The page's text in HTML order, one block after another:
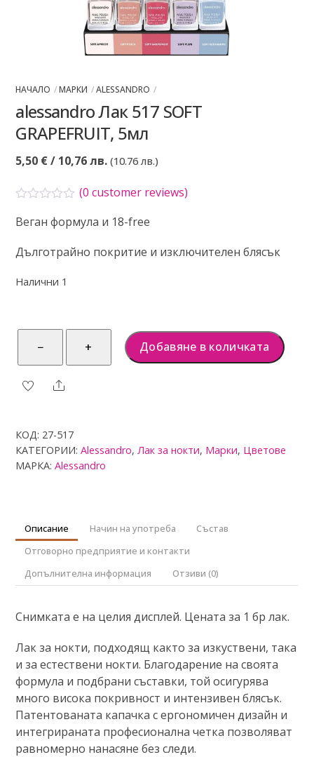
НАЧАЛО МАРКИ ALESSANDRO
alessandro Лак 517 SOFT
GRAPEFRUIT, 5мл
5,50 €/ 10,76 лв.(10.76 лв.)
ц
е
о
с
5
(0 customer reviews)
Веган формула и 18-free
Дълготрайно покритие и изключителен блясък
Налични 1
−
количество
alessandro
GRAPEFRUIT,
5мл
+ Добавяне в количката
Share
КОД: 27-517
КАТЕГОРИИ:Alessandro, Лак за нокти, Марки, Цветове
МАРКА:Alessandro
Описание Начин на употреба
Състав
Отговорно предприятие и контакти
Допълнителна информация
Отзиви (0)
Снимката е на целия дисплей. Цената за 1 бр лак.
Лак за нокти, подходящ както за изкуствени, така
и за естествени нокти. Благодарение на своята
формула и подбрани съставки, той осигурява
много висока покривност и интензивен блясък.
Патентованата капачка с ергономичен дизайн и
интегрираната професионална четка позволяват
равномерно нанасяне без следи.